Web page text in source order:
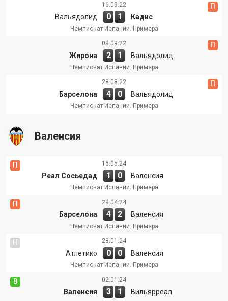
П
16.09.22
Вальядолид 0 1 Кадис
Чемпионат Испании. Примера
П
09.09.22
Жирона 2 1 Вальядолид
Чемпионат Испании. Примера
П
28.08.22
Барселона 4 0 Вальядолид
Чемпионат Испании. Примера
Валенсия
П 16.05.24
Реал Сосьедад 1 0 Валенсия
Чемпионат Испании. Примера
П 29.04.24
Барселона 4 2 Валенсия
Чемпионат Испании. Примера
Н 28.01.24
Атлетико 0 0 Валенсия
Чемпионат Испании. Примера
В 02.01.24
Валенсия 3 1 Вильярреал